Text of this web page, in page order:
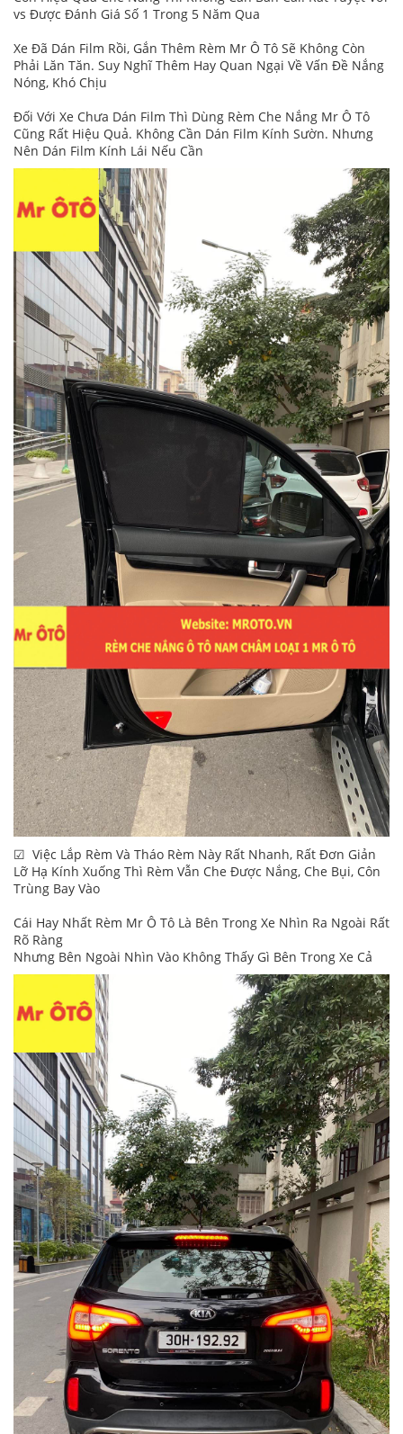
vs Được Đánh Giá Số 1 Trong 5 Năm Qua
Xe Đã Dán Film Rồi, Gắn Thêm Rèm Mr Ô Tô Sẽ Không Còn
Phải Lăn Tăn. Suy Nghĩ Thêm Hay Quan Ngại Về Vấn Đề Nắng
Nóng, Khó Chịu
Đối Với Xe Chưa Dán Film Thì Dùng Rèm Che Nắng Mr Ô Tô
Cũng Rất Hiệu Quả. Không Cần Dán Film Kính Sườn. Nhưng
Nên Dán Film Kính Lái Nếu Cần
☑ Việc Lắp Rèm Và Tháo Rèm Này Rất Nhanh, Rất Đơn Giản
Lỡ Hạ Kính Xuống Thì Rèm Vẫn Che Được Nắng, Che Bụi, Côn
Trùng Bay Vào
Cái Hay Nhất Rèm Mr Ô Tô Là Bên Trong Xe Nhìn Ra Ngoài Rất
Rõ Ràng
Nhưng Bên Ngoài Nhìn Vào Không Thấy Gì Bên Trong Xe Cả